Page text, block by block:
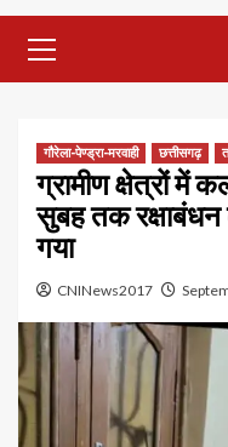
Menu
गौरेला-पेण्ड्रा-मरवाही छत्तीसगढ़
ग्रामीण क्षेत्रों में
सुबह तक रक्षाबंधन
गया
CNINews2017